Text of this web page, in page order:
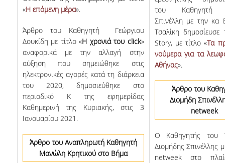
«Η επόμενη μέρα».
Άρθρο του Καθηγητή Γεώργιου
Δουκίδη με τίτλο «Η χρονιά του click»
αναφορικά με την αλλαγή στην
αύξηση που σημειώθηκε στις
ηλεκτρονικές αγορές κατά τη διάρκεια
του 2020, δημοσιεύθηκε στο
περιοδικό Κ της εφημερίδας
Καθημερινή της Κυριακής, στις 3
Ιανουαρίου 2021.
Άρθρο του Αναπληρωτή Καθηγητή
Μανώλη Κρητικού στo Βήμα
του Καθηγητή
Σπινέλλη με την κα
Τσαλίκη
Story, με τίτλο «Τα
νούμερα για τα
Αθήνας».
Άρθρο του
Διομήδη
netweek
Ο Καθηγητής του
Διομήδης Σπινέλλης
netweek στο